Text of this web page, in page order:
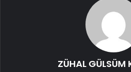
ZÜHAL GÜLSÜM